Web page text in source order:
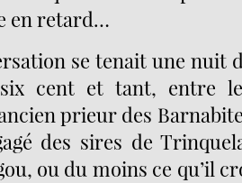
en retard…
se tenait une nuit
cent et tant, entre
prieur des
des sires de
ou du moins ce qu’il